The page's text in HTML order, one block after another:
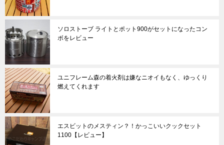
ソロストーブ ライトとポット900がセットになったコン
ボをレビュー
ユニフレーム森の着火剤は嫌なニオイもなく、ゆっくり
燃えてくれます
エスビットのメスティン？！かっこいいクックセット
1100【レビュー】